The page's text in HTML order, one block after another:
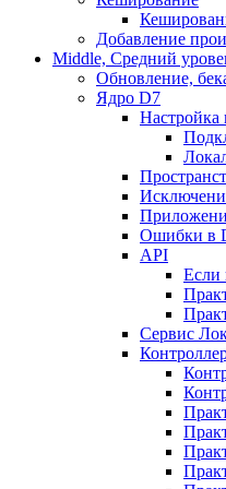
Добавление
Middle, Средний
Обновление,
Ядро D7
Настройка
Ошибки в
API
Если
Сервис